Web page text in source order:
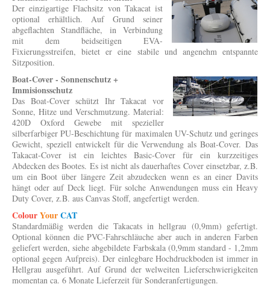
Der einzigartige Flachsitz von Takacat ist
optional erhältlich. Auf Grund seiner
abgeflachten Standfläche, in Verbindung
mit dem beidseitigen EVA-
Fixierungsstreifen, bietet er eine stabile und angenehm entspannte
Sitzposition.
Boat-Cover - Sonnenschutz +
Immisionsschutz
Das Boat-Cover schützt Ihr Takacat vor
Sonne, Hitze und Verschmutzung. Material:
420D Oxford Gewebe mit spezieller
silberfarbiger PU-Beschichtung für maximalen UV-Schutz und geringes
Gewicht, speziell entwickelt für die Verwendung als Boat-Cover. Das
Takacat-Cover ist ein leichtes Basic-Cover für ein kurzzeitiges
Abdecken des Bootes. Es ist nicht als dauerhaftes Cover einsetzbar, z.B.
um ein Boot über längere Zeit abzudecken wenn es an einer Davits
hängt oder auf Deck liegt. Für solche Anwendungen muss ein Heavy
Duty Cover, z.B. aus Canvas Stoff, angefertigt werden.
ColourYourCAT
Standardmäßig werden die Takacats in hellgrau (0,9mm) gefertigt.
Optional können die PVC-Fahrschläuche aber auch in anderen Farben
geliefert werden, siehe abgebildete Farbskala (0,9mm standard - 1,2mm
optional gegen Aufpreis). Der einlegbare Hochdruckboden ist immer in
Hellgrau ausgeführt. Auf Grund der welweiten Lieferschwierigkeiten
momentan ca. 6 Monate Lieferzeit für Sonderanfertigungen.